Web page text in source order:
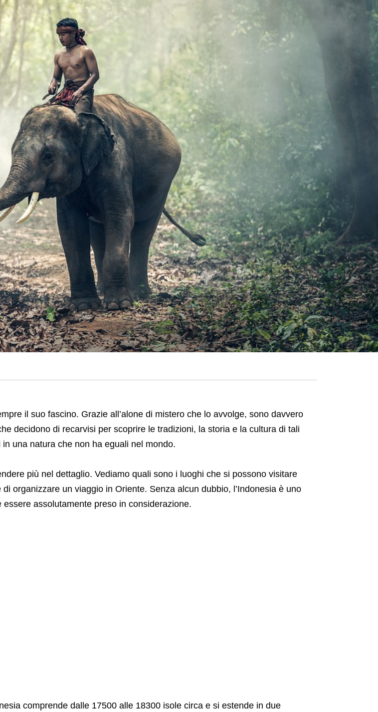
il suo fascino. Grazie all’alone di mistero che lo avvolge, sono davvero
decidono di recarvisi per scoprire le tradizioni, la storia e la cultura di tali
in una natura che non ha eguali nel mondo.
più nel dettaglio. Vediamo quali sono i luoghi che si possono visitare
organizzare un viaggio in Oriente. Senza alcun dubbio, l’Indonesia è uno
essere assolutamente preso in considerazione.
comprende dalle 17500 alle 18300 isole circa e si estende in due